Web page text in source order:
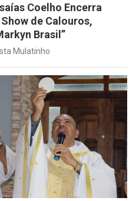
Coelho Encerra
de Calouros,
Brasil”
Mulatinho